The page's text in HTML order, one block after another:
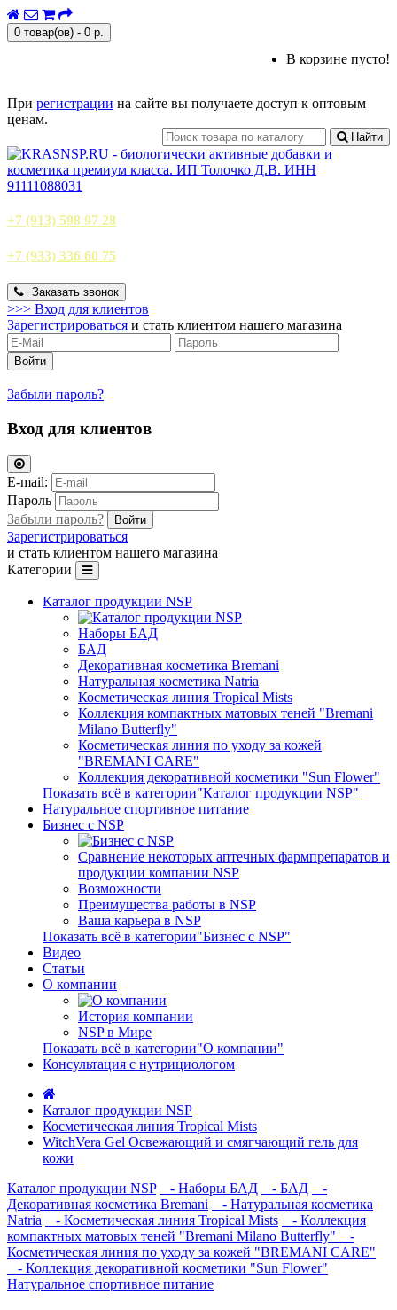
0 товар(ов) - 0 р.
В корзине пусто!
При регистрации на сайте вы получаете доступ к оптовым
ценам.
Найти
+7 (913) 598 97 28
+7 (933) 336 60 75
Заказать звонок
>>> Вход для клиентов
Зарегистрироваться и стать клиентом нашего магазина
Забыли пароль?
Вход для клиентов
E-mail:
Пароль
Забыли пароль?
Зарегистрироваться
и стать клиентом нашего магазина
Категории
Каталог продукции NSP
Наборы БАД
БАД
Декоративная косметика Bremani
Натуральная косметика Natria
Косметическая линия Tropical Mists
Коллекция компактных матовых теней "Bremani
Milano Butterfly"
Косметическая линия по уходу за кожей
"BREMANI CARE"
Коллекция декоративной косметики "Sun Flower"
Показать всё в категории"Каталог продукции NSP"
Натуральное спортивное питание
Бизнес с NSP
Сравнение некоторых аптечных фармпрепаратов и
продукции компании NSP
Возможности
​Преимущества работы в NSP
Ваша карьера в NSP
Показать всё в категории"Бизнес с NSP"
Видео
Статьи
О компании
История компании
NSP в Мире
Показать всё в категории"О компании"
Консультация с нутрициологом
Каталог продукции NSP
Косметическая линия Tropical Mists
WitchVera Gel Освежающий и смягчающий гель для
кожи
Каталог продукции NSP
- Наборы БАД - БАД
-
Декоративная косметика Bremani
- Натуральная косметика
Natria
- Косметическая линия Tropical Mists
- Коллекция
компактных матовых теней "Bremani Milano Butterfly"
-
Косметическая линия по уходу за кожей "BREMANI CARE"
- Коллекция декоративной косметики "Sun Flower"
Натуральное спортивное питание